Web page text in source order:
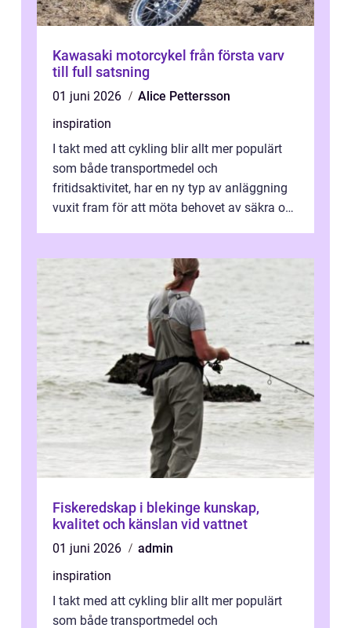
Kawasaki motorcykel från första varv
till full satsning
01 juni 2026
Alice Pettersson
inspiration
I takt med att cykling blir allt mer populärt
som både transportmedel och
fritidsaktivitet, har en ny typ av anläggning
vuxit fram för att möta behovet av säkra och
Fiskeredskap i blekinge kunskap,
kvalitet och känslan vid vattnet
01 juni 2026
admin
inspiration
I takt med att cykling blir allt mer populärt
som både transportmedel och